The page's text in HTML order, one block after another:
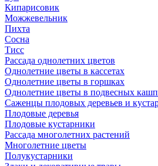
Кипарисовик
Можжевельник
Пихта
Сосна
Тисc
Рассада однолетних цветов
Однолетние цветы в кассетах
Однолетние цветы в горшках
Однолетние цветы в подвесных
Саженцы плодовых деревьев и
Плодовые деревья
Плодовые кустарники
Рассада многолетних растений
Многолетние цветы
Полукустарники